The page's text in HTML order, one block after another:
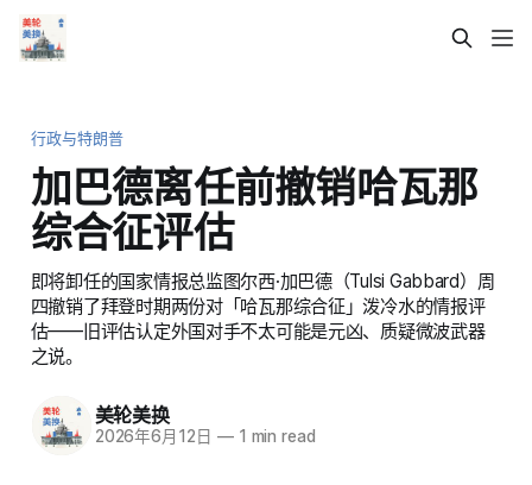
行政与特朗普
加巴德离任前撤销哈瓦那
综合征评估
即将卸任的国家情报总监图尔西·加巴德（Tulsi Gabbard）周
四撤销了拜登时期两份对「哈瓦那综合征」泼冷水的情报评
估——旧评估认定外国对手不太可能是元凶、质疑微波武器
之说。
美轮美换
2026年6月12日 —1 min read